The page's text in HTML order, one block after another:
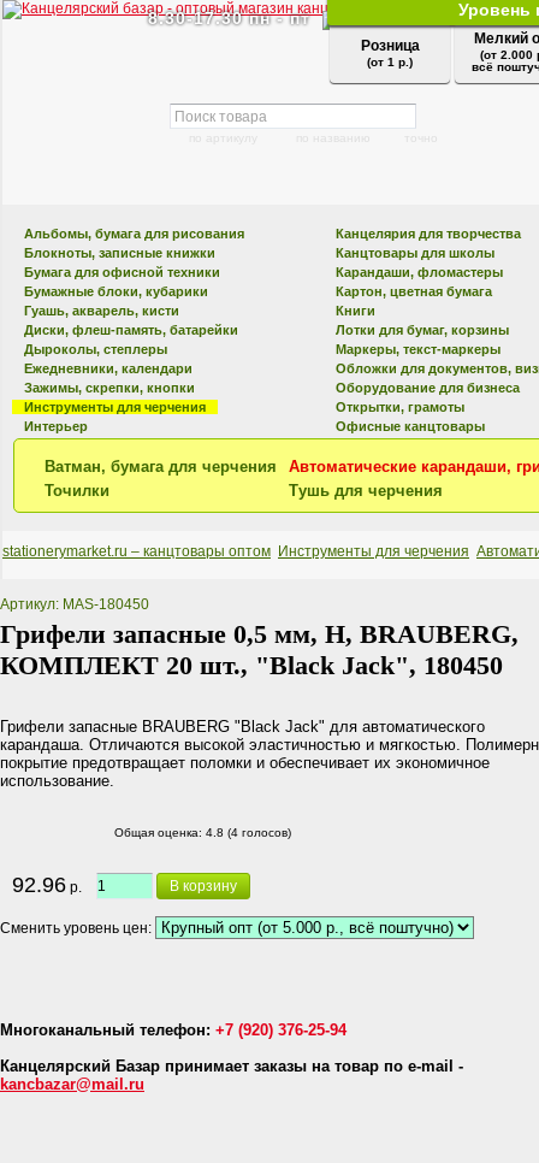
Уровень
Розница
(от 1 р.)
Мелкий
(от 2.000
всё
8.30-17.30 пн - пт
Альбомы, бумага для рисования
Блокноты, записные книжки
Бумага для офисной техники
Бумажные блоки, кубарики
Гуашь, акварель, кисти
Диски, флеш-память, батарейки
Дыроколы, степлеры
Ежедневники, календари
Зажимы, скрепки, кнопки
Инструменты для черчения
Интерьер
Канцелярия для творчества
Канцтовары для школы
Карандаши, фломастеры
Картон, цветная бумага
Книги
Лотки для бумаг, корзины
Маркеры, текст-маркеры
Обложки для документов,
Оборудование для бизнеса
Открытки, грамоты
Офисные канцтовары
Ватман, бумага для черчения
Автоматические карандаши,
Точилки
Тушь для черчения
stationerymarket.ru – канцтовары оптом Инструменты для черчения
Артикул: MAS-180450
Грифели запасные 0,5 мм, H, BRAUBERG,
КОМПЛЕКТ 20 шт., "Black Jack", 180450
Грифели запасные BRAUBERG "Black Jack" для автоматического
карандаша. Отличаются высокой эластичностью и мягкостью.
покрытие предотвращает поломки и обеспечивает их экономичное
использование.
Общая оценка: 4.8 (4 голосов)
92.96 р. В корзину
Сменить уровень цен:
Многоканальный телефон: +7 (920) 376-25-94
Канцелярский Базар принимает заказы на товар по e-mail -
kancbazar@mail.ru